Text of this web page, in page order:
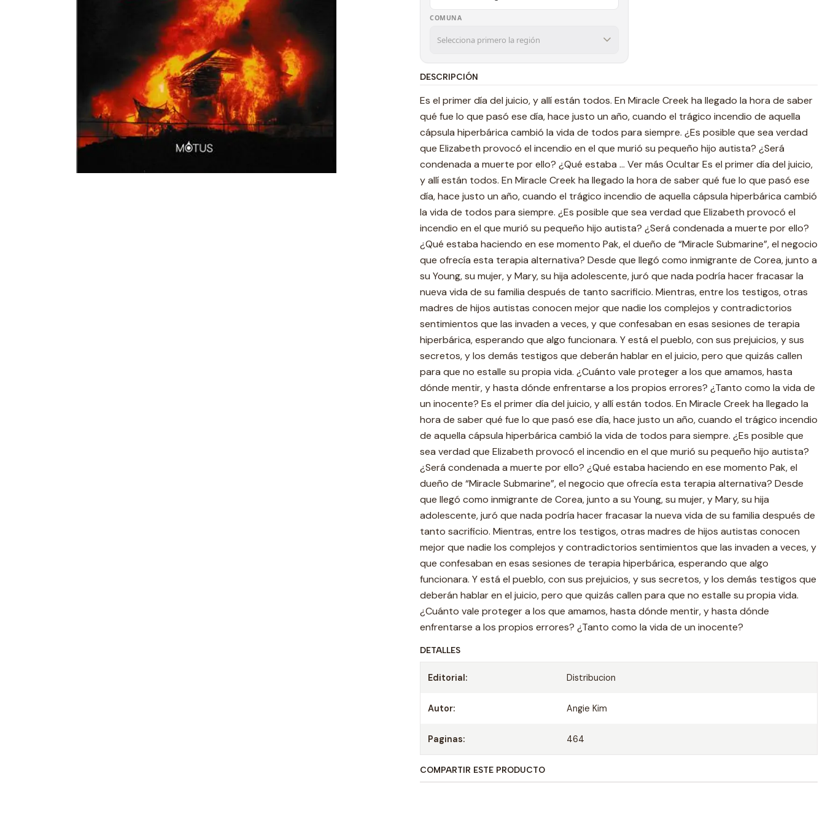
COMUNA
DESCRIPCIÓN
Es el primer día del juicio, y allí están todos. En Miracle Creek ha llegado la hora de saber
qué fue lo que pasó ese día, hace justo un año, cuando el trágico incendio de aquella
cápsula hiperbárica cambió la vida de todos para siempre. ¿Es posible que sea verdad
que Elizabeth provocó el incendio en el que murió su pequeño hijo autista? ¿Será
condenada a muerte por ello? ¿Qué estaba ... Ver más Ocultar Es el primer día del juicio,
y allí están todos. En Miracle Creek ha llegado la hora de saber qué fue lo que pasó ese
día, hace justo un año, cuando el trágico incendio de aquella cápsula hiperbárica cambió
la vida de todos para siempre. ¿Es posible que sea verdad que Elizabeth provocó el
incendio en el que murió su pequeño hijo autista? ¿Será condenada a muerte por ello?
¿Qué estaba haciendo en ese momento Pak, el dueño de “Miracle Submarine”, el negocio
que ofrecía esta terapia alternativa? Desde que llegó como inmigrante de Corea, junto a
su Young, su mujer, y Mary, su hija adolescente, juró que nada podría hacer fracasar la
nueva vida de su familia después de tanto sacrificio. Mientras, entre los testigos, otras
madres de hijos autistas conocen mejor que nadie los complejos y contradictorios
sentimientos que las invaden a veces, y que confesaban en esas sesiones de terapia
hiperbárica, esperando que algo funcionara. Y está el pueblo, con sus prejuicios, y sus
secretos, y los demás testigos que deberán hablar en el juicio, pero que quizás callen
para que no estalle su propia vida. ¿Cuánto vale proteger a los que amamos, hasta
dónde mentir, y hasta dónde enfrentarse a los propios errores? ¿Tanto como la vida de
un inocente? Es el primer día del juicio, y allí están todos. En Miracle Creek ha llegado la
hora de saber qué fue lo que pasó ese día, hace justo un año, cuando el trágico incendio
de aquella cápsula hiperbárica cambió la vida de todos para siempre. ¿Es posible que
sea verdad que Elizabeth provocó el incendio en el que murió su pequeño hijo autista?
¿Será condenada a muerte por ello? ¿Qué estaba haciendo en ese momento Pak, el
dueño de “Miracle Submarine”, el negocio que ofrecía esta terapia alternativa? Desde
que llegó como inmigrante de Corea, junto a su Young, su mujer, y Mary, su hija
adolescente, juró que nada podría hacer fracasar la nueva vida de su familia después de
tanto sacrificio. Mientras, entre los testigos, otras madres de hijos autistas conocen
mejor que nadie los complejos y contradictorios sentimientos que las invaden a veces, y
que confesaban en esas sesiones de terapia hiperbárica, esperando que algo
funcionara. Y está el pueblo, con sus prejuicios, y sus secretos, y los demás testigos que
deberán hablar en el juicio, pero que quizás callen para que no estalle su propia vida.
¿Cuánto vale proteger a los que amamos, hasta dónde mentir, y hasta dónde
enfrentarse a los propios errores? ¿Tanto como la vida de un inocente?
DETALLES
Editorial: Distribucion
Autor: Angie Kim
Paginas: 464
COMPARTIR ESTE PRODUCTO